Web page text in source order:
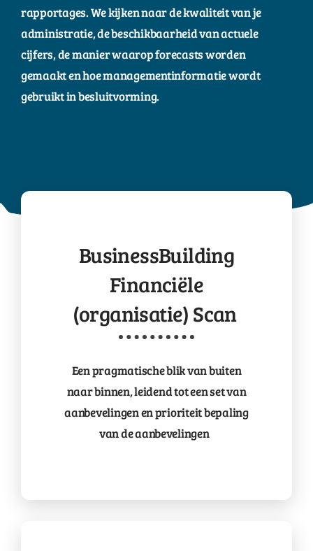
rapportages. We kijken naar de kwaliteit van je
administratie, de beschikbaarheid van actuele
cijfers, de manier waarop forecasts worden
gemaakt en hoe managementinformatie wordt
gebruikt in besluitvorming.
BusinessBuilding
Financiële
(organisatie) Scan
Een pragmatische blik van buiten
naar binnen, leidend tot een set van
aanbevelingen en prioriteitbepaling
van de aanbevelingen